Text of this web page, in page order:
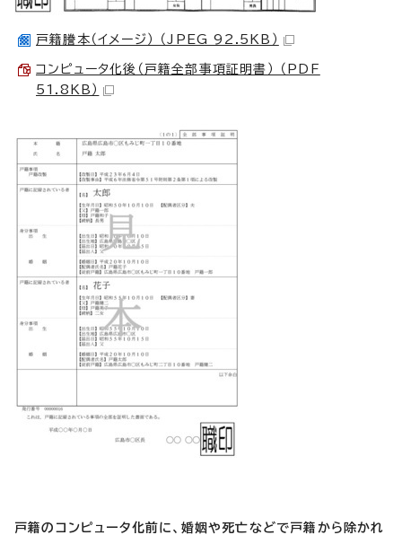
戸籍謄本（イメージ） （JPEG 92.5KB）
コンピュータ化後（戸籍全部事項証明書） （PDF
51.8KB）
戸籍のコンピュータ化前に、婚姻や死亡などで戸籍から除かれ